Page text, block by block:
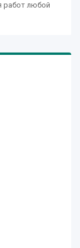
работ любой